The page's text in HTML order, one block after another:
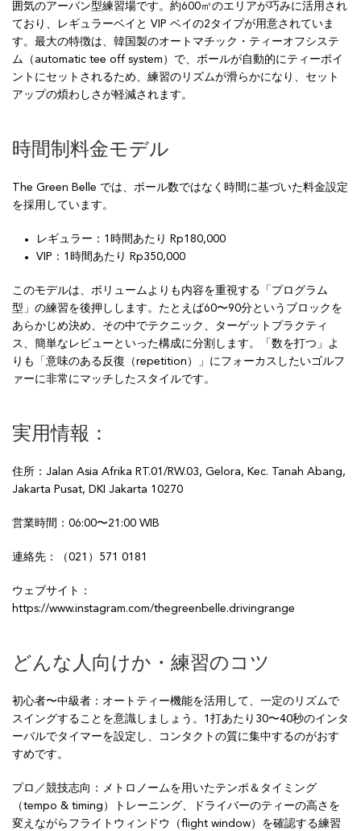
囲気のアーバン型練習場です。約600㎡のエリアが巧みに活用され
ており、レギュラーベイと VIP ベイの2タイプが用意されていま
す。最大の特徴は、韓国製のオートマチック・ティーオフシステ
ム（automatic tee off system）で、ボールが自動的にティーポイ
ントにセットされるため、練習のリズムが滑らかになり、セット
アップの煩わしさが軽減されます。
時間制料金モデル
The Green Belle では、ボール数ではなく時間に基づいた料金設定
を採用しています。
レギュラー：1時間あたり Rp180,000
VIP：1時間あたり Rp350,000
このモデルは、ボリュームよりも内容を重視する「プログラム
型」の練習を後押しします。たとえば60〜90分というブロックを
あらかじめ決め、その中でテクニック、ターゲットプラクティ
ス、簡単なレビューといった構成に分割します。「数を打つ」よ
りも「意味のある反復（repetition）」にフォーカスしたいゴルフ
ァーに非常にマッチしたスタイルです。
実用情報：
住所：Jalan Asia Afrika RT.01/RW.03, Gelora, Kec. Tanah Abang,
Jakarta Pusat, DKI Jakarta 10270
営業時間：06:00〜21:00 WIB
連絡先：（021）571 0181
ウェブサイト：
https://www.instagram.com/thegreenbelle.drivingrange
どんな人向けか・練習のコツ
初心者〜中級者：オートティー機能を活用して、一定のリズムで
スイングすることを意識しましょう。1打あたり30〜40秒のインタ
ーバルでタイマーを設定し、コンタクトの質に集中するのがおす
すめです。
プロ／競技志向：メトロノームを用いたテンポ＆タイミング
（tempo & timing）トレーニング、ドライバーのティーの高さを
変えながらフライトウィンドウ（flight window）を確認する練習